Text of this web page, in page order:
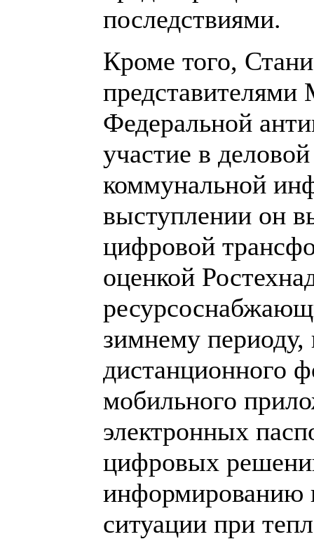
последствиями.
Кроме того,
Федеральной
участие в
коммунальной
выступлении он
цифровой
оценкой
зимнему
дистанционного
мобильного
электронных
цифровых
информированию
ситуации при